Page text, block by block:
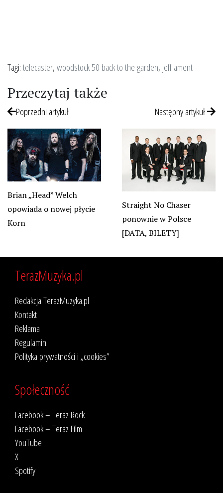
Tagi:telecaster,woodstock 50 back to the garden, jeff ament
Przeczytaj także
Poprzedni artykuł
Brian „Head” Welch
opowiada o nowej płycie
Korn
Następny artykuł
Straight No Chaser
ponownie w Polsce
[DATA, BILETY]
TerazMuzyka.pl
Redakcja TerazMuzyka.pl
Kontakt
Reklama
Regulamin
Polityka prywatności i „cookies”
Społeczność
Facebook – Teraz Rock
Facebook – Teraz Film
YouTube
X
Spotify